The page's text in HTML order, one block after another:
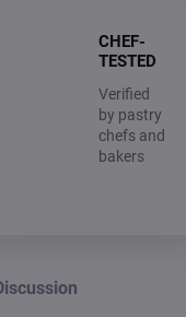
CHEF-
TESTED
Verified
by pastry
chefs and
bakers